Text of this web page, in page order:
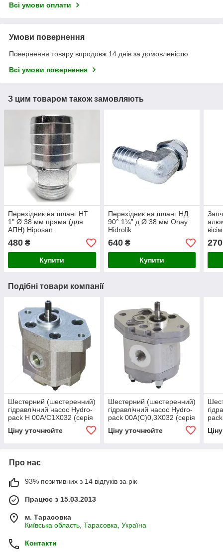
Всі умови оплати
Умови повернення
Повернення товару впродовж 14 днів за домовленістю
Всі умови повернення
З цим товаром також замовляють
Перехідник на шланг НТ
1" Ø 38 мм пряма (для
АПН) Hiposan
480 ₴
Купити
Перехідник на шланг НД
90° 1¼” д Ø 38 мм Onay
Hidrolik
640₴
Купити
270
Подібні товари компанії
Шестерний (шестеренний)
гідравлічний насос Hydro-
pack H 00A/C1X032 (серія
Ціну уточнюйте
Шестерний (шестеренний)
гідравлічний насос Hydro-
pack 00A(C)0,3X032 (серія
Ціну уточнюйте
Про нас
93% позитивних з 14 відгуків за рік
Працює з 15.03.2013
м. Тарасовка
Київська область, Тарасовка, Україна
Контакти